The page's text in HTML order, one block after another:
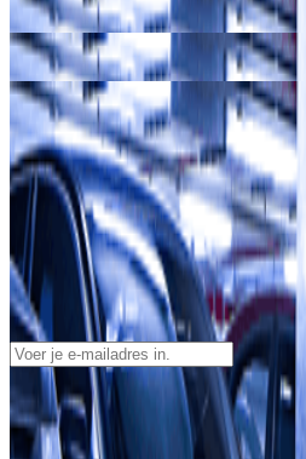
Onze parkeergarages in Porte d'Italie
Onze parkeergarages in ZTL Parijs
Schrijf je in voor onze
blijf op de hoogte van
verlotingen en vele
*Door u in te schrijven aanvaardt u
ontvangen van commerciële
enige verplichting kunt u zich
dezelfde nieuwsbrief.